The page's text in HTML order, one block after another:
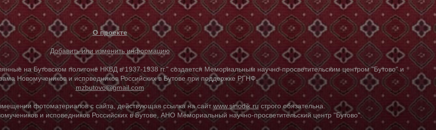
О проекте
Добавить или изменить информацию
на Бутовском полигоне НКВД в 1937-1938 гг." создается Мемориальным научно-просветительским центром "Бутово" и
Новомучеников и исповедников Российских в Бутове при поддержке РГНФ.
mzbutovo@gmail.com
фотоматериалов с сайта, действующая ссылка на сайтwww.sinodik.ru строго обязательна.
и исповедников Российских в Бутове, АНО Мемориальный научно-просветительский центр "Бутово".